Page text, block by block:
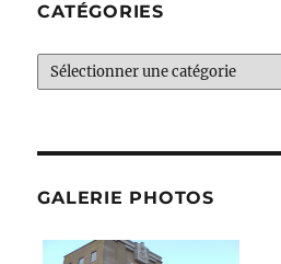
CATÉGORIES
Catégories
GALERIE PHOTOS